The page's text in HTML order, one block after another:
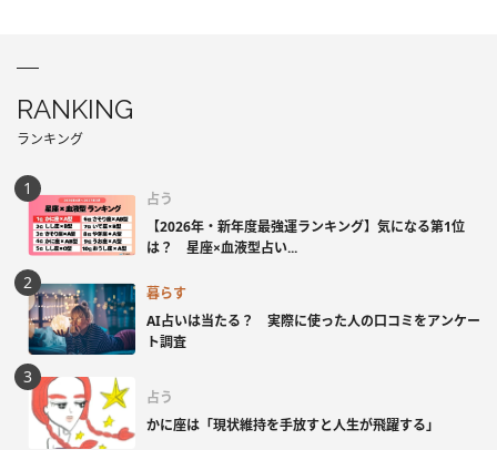
RANKING
ランキング
占う
【2026年・新年度最強運ランキング】気になる第1位
は？ 星座×血液型占い...
暮らす
AI占いは当たる？ 実際に使った人の口コミをアンケー
ト調査
占う
かに座は「現状維持を手放すと人生が飛躍する」